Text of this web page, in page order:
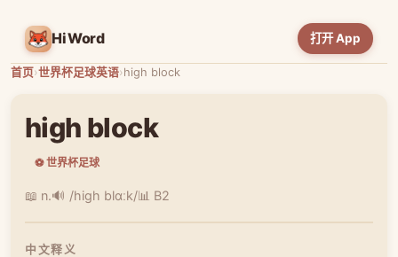
HiWord 打开 App
首页›世界杯足球英语›high block
high block
⚽ 世界杯足球
📖 n.🔊 /high blɑːk/📊 B2
中文释义